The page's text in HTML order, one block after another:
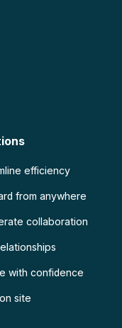
efficiency
from anywhere
collaboration
with confidence
site